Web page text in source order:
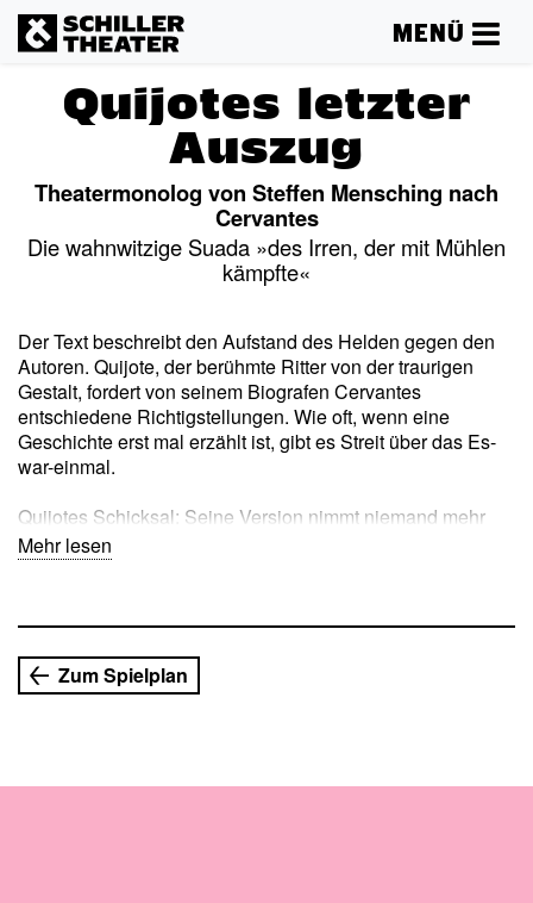
MENÜ
Quijotes letzter
Auszug
Theatermonolog von Steffen Mensching nach
Cervantes
Die wahnwitzige Suada »des Irren, der mit Mühlen
kämpfte«
Der Text beschreibt den Aufstand des Helden gegen den
Autoren. Quijote, der berühmte Ritter von der traurigen
Gestalt, fordert von seinem Biografen Cervantes
entschiedene Richtigstellungen. Wie oft, wenn eine
Geschichte erst mal erzählt ist, gibt es Streit über das Es-
war-einmal.
Quijotes Schicksal: Seine Version nimmt niemand mehr
ernst. Am Ende seines tatenreichen Lebens muss er, der
gegen Zauberer und Windmühlen stritt, gegen ein
Mehr lesen
Zum Spielplan